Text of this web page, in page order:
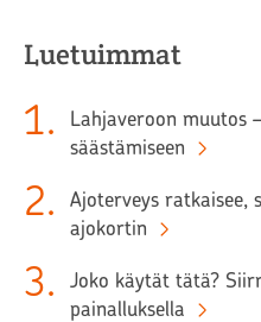
Luetuimmat
1.
Lahjaveroon muutos
säästämiseen
2.
Ajoterveys ratkaisee,
ajokortin
3.
Joko käytät tätä?
painalluksella